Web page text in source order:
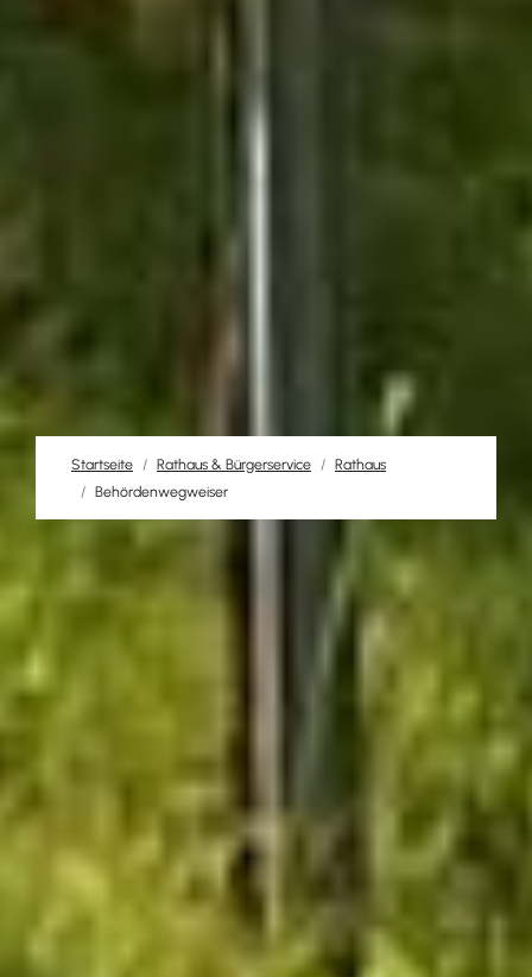
Startseite Rathaus & Bürgerservice
Rathaus
Behördenwegweiser